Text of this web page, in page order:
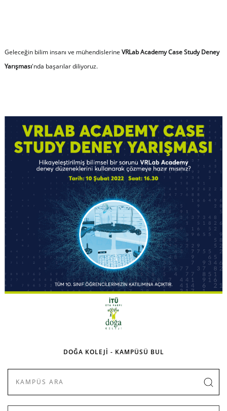
Geleceğin bilim insanı ve mühendislerine VRLab Academy Case Study Deney
Yarışması'nda başarılar diliyoruz.
DOĞA KOLEJİ - KAMPÜSÜ BUL